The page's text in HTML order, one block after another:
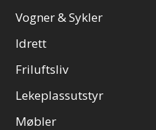
Vogner & Sykler
Idrett
Friluftsliv
Lekeplassutstyr
Møbler